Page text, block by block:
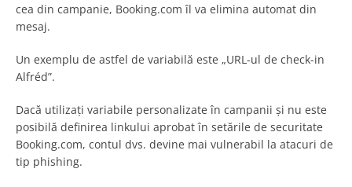
cea din campanie, Booking.com îl va elimina automat din
mesaj.
Un exemplu de astfel de variabilă este „URL-ul de check-in
Alfréd”.
Dacă utilizați variabile personalizate în campanii și nu este
posibilă definirea linkului aprobat în setările de securitate
Booking.com, contul dvs. devine mai vulnerabil la atacuri de
tip phishing.